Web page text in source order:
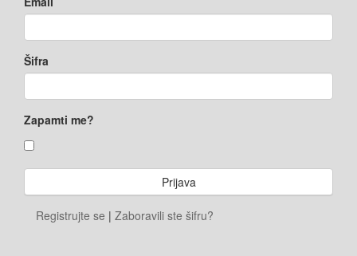
Šifra
Zapamti me?
Registrujte se | Zaboravili ste šifru?